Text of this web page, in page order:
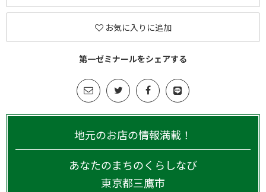
お気に入りに追加
第一ゼミナールをシェアする
地元のお店の情報満載！
あなたのまちのくらしなび
東京都三鷹市